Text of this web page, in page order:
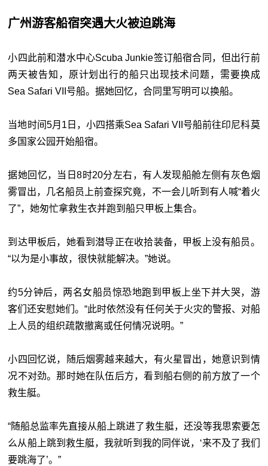
广州游客船宿突遇大火被迫跳海
小四此前和潜水中心Scuba Junkie签订船宿合同，但出行前
两天被告知，原计划出行的船只出现技术问题，需要换成
Sea Safari VII号船。据她回忆，合同里写明可以换船。
当地时间5月1日，小四搭乘Sea Safari VII号船前往印尼科莫
多国家公园开始船宿。
据她回忆，当日8时20分左右，有人发现船舱左侧有灰色烟
雾冒出，几名船员上前查探究竟，不一会儿听到有人喊“着火
了”，她匆忙拿救生衣并跑到船只甲板上集合。
到达甲板后，她看到潜导正在收拾装备，甲板上没有船员。
“以为是小事故，很快就能解决。”她说。
约5分钟后，两名女船员惊恐地跑到甲板上坐下并大哭，游
客们还安慰她们。“此时依然没有任何关于火灾的警报、对船
上人员的组织疏散撤离或任何情况说明。”
小四回忆说，随后烟雾越来越大，有火星冒出，她意识到情
况不对劲。那时她在队伍后方，看到船右侧的前方放了一个
救生艇。
“随船总监率先直接从船上跳进了救生艇，还没等我思索要怎
么从船上跳到救生艇，我就听到我的同伴说，‘来不及了我们
要跳海了’。”